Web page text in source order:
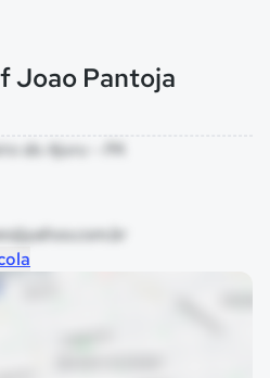
Joao Pantoja
do Ajuru - PA